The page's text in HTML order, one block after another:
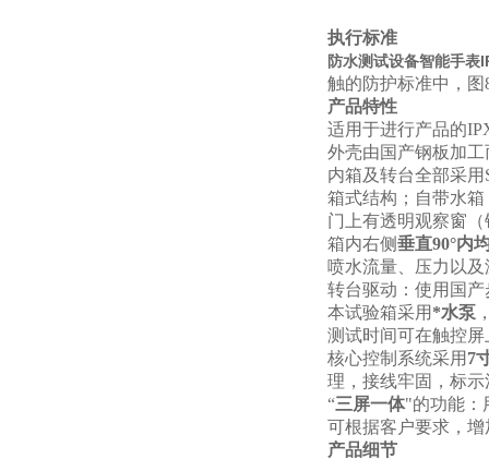
执行标准
防水测试设备智能手表
触的防护标准中，
产品特性
适用于进行产品的
外壳由国产钢板加
内箱及转台全部采
箱式结构；自带水
门上有透明观察窗
箱内右侧垂直90°内
喷水流量、压力以
转台驱动：使用国
本试验箱采用 *水泵
测试时间可在触控屏
核心控制系统采用 7
理，接线牢固，标示
“三屏一体"的功能：
可根据客户要求，
产品细节